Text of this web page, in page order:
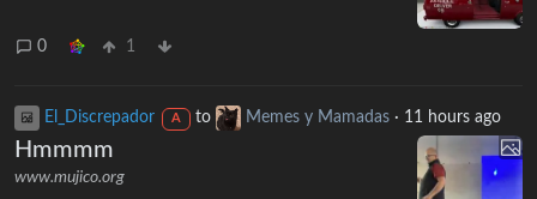
0 1
El_Discrepador A to Memes y Mamadas · 11 hours ago
Hmmmm
www.mujico.org